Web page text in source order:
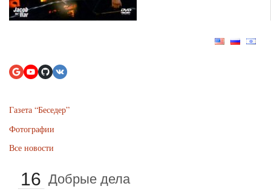
Газета “Беседер”
Фотографии
Все новости
16 Добрые дела